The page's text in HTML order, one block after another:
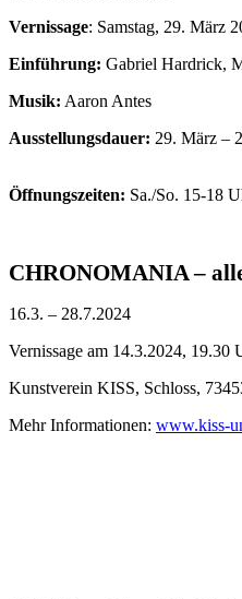
Vernissage: Samstag, 29. März
Einführung: Gabriel Hardrick,
Musik: Aaron Antes
Ausstellungsdauer: 29. März –
Öffnungszeiten: Sa./So. 15-18
CHRONOMANIA –
16.3. – 28.7.2024
Vernissage am 14.3.2024, 19.30
Kunstverein KISS, Schloss,
Mehr Informationen: www.kiss-